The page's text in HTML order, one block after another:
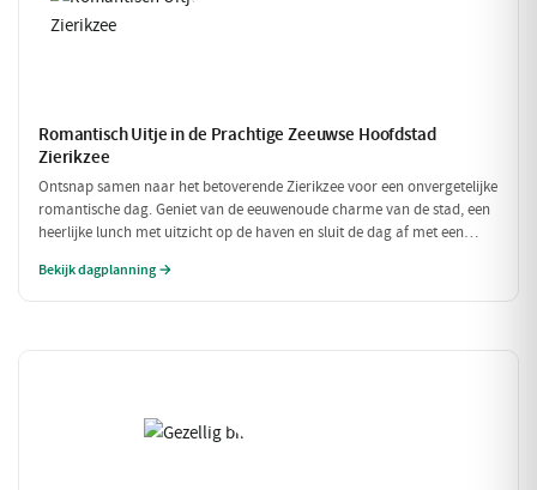
Romantisch Uitje in de Prachtige Zeeuwse Hoofdstad
Zierikzee
Ontsnap samen naar het betoverende Zierikzee voor een onvergetelijke
romantische dag. Geniet van de eeuwenoude charme van de stad, een
heerlijke lunch met uitzicht op de haven en sluit de dag af met een
straatjes en prachtige uitzichten!
Bekijk dagplanning →